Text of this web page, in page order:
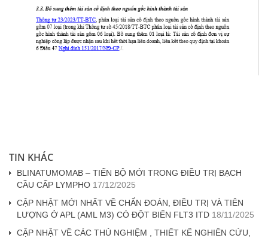
TIN KHÁC
BLINATUMOMAB – TIẾN BỘ MỚI TRONG ĐIỀU TRỊ BẠCH
CẦU CẤP LYMPHO 17/12/2025
CẬP NHẬT MỚI NHẤT VỀ CHẨN ĐOÁN, ĐIỀU TRỊ VÀ TIÊN
LƯỢNG Ở APL (AML M3) CÓ ĐỘT BIẾN FLT3 ITD 18/11/2025
CẬP NHẬT VỀ CÁC THỦ NGHIỆM , THIẾT KẾ NGHIÊN CỨU,